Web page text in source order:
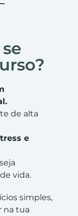
de alta
e
vida.
simples,
na tua